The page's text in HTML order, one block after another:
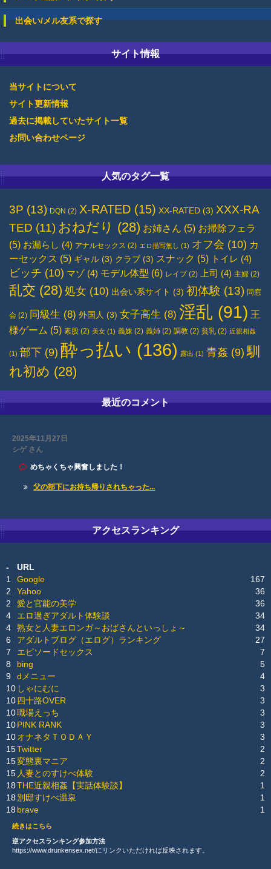
出会い/メル友系で探す
サイト情報
当サイトについて
サイト更新情報
過去に掲載していたサイト一覧
お問い合わせページ
人気のタグ一覧
3P (13) DQN (2) X-RATED (15) XX-RATED (3) XXX-RA
TED (11) おねだり (28) お姉さん (5) お掃除フェラ
(5) お漏らし (4) アナルセックス (2) エロ描写無し (1) オフ会 (10) カ
ーセックス (5) ギャル (3) クラブ (3) スナック (5) トイレ (4)
ビッチ (10) マゾ (4) モデル体型 (6) レイプ(2) 上司 (4) 主婦 (2)
乱交 (28) 処女 (10) 出会い系サイト (3) 初体験 (13) 同窓
会 (2) 同級生 (8) 外国人 (3) 女子高生 (8) 淫乱 (91) 王
様ゲーム (5) 素股 (2) 美女 (1) 義妹 (2) 義姉 (2) 調教 (2) 貧乳 (2) 近親相姦
(1) 部下 (9) 酔っ払い (136) 露出 (1) 青姦 (9) 馴
れ初め (28)
最近のコメント
2025年11月27日
シゲ さん
めちゃくちゃ興奮しました！
父の部下にお持ち帰りされちゃった...
アクセスランキング
-
URL
1
Google
167
2
Yahoo
36
2
愛と官能の美学
36
4
エロ過ぎアダルト体験談
34
4
熟女と人妻エロンガ～おばさんといっしょ～
34
6
アダルトブログ（エログ）ランキング
27
7
エピソードセックス
7
8
bing
5
9
dメニュー
4
10 しゃにむに
3
10四十路OVER
3
10職場えっち
3
10PINK RANK
3
10オナネタＴＯＤＡＹ
3
15Twitter
2
15変態裏マニア
2
15 人妻とのすけべ体験
2
18THE近親相姦【実話体験談】
1
18 別邸すけべ温泉
1
18 brave 1
続きはこちら
逆アクセスランキング参加方法
https://www.drunkensex.net/にリンクいただければ反映されます。